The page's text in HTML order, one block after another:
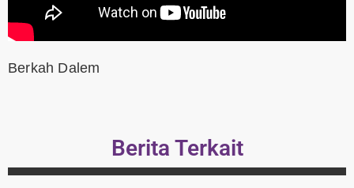
Berkah Dalem
Berita Terkait